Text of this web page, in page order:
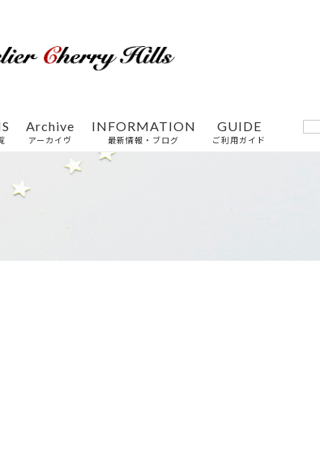
Archive
アーカイヴ
INFORMATION
最新情報・ブログ
GUIDE
ご利用ガイド